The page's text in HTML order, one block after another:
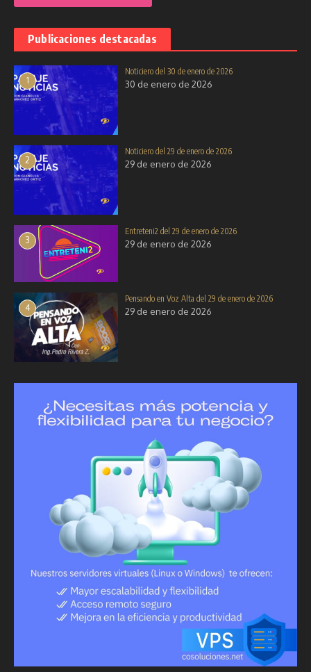
Solo por Hoy del 11 de noviembre
de 2025
11 de noviembre de 2025
Publicaciones destacadas
1
Noticiero del 30 de enero de 2026
30 de enero de 2026
2
Noticiero del 29 de enero de 2026
29 de enero de 2026
3
Entreteni2 del 29 de enero de 2026
29 de enero de 2026
4
Pensando en Voz Alta del 29 de enero de 2026
29 de enero de 2026